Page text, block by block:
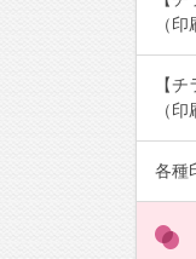
（
【
（
各種